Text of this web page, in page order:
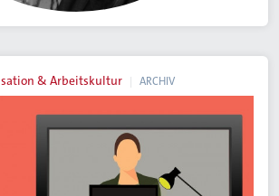
& Arbeitskultur ARCHIV